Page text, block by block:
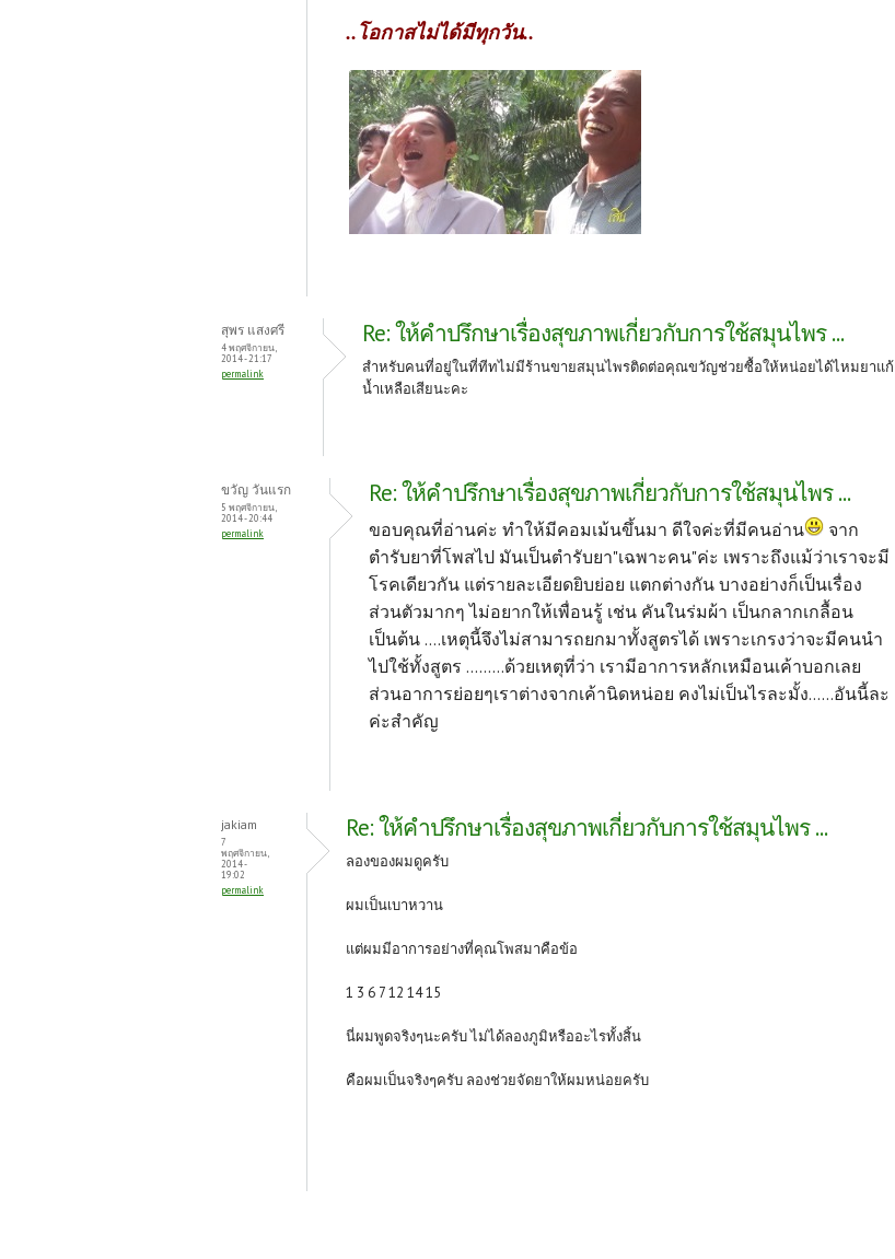
..โอกาสไม่ได้มีทุกวัน..
สุพร แสงศรี
4 พฤศจิกายน,
2014 - 21:17
permalink
Re: ให้คำปรึกษาเรื่องสุขภาพเกี่ยวกับการใช้สมุนไพร ...
สำหรับคนที่อยู่ในที่ทีทไม่มีร้านขายสมุนไพรติดต่อคุณขวัญช่วยซื้อให้หน่อยได้ไหมยาแก้
น้ำเหลือเสียนะคะ
ขวัญ วันแรก
5 พฤศจิกายน,
2014 - 20:44
permalink
Re: ให้คำปรึกษาเรื่องสุขภาพเกี่ยวกับการใช้สมุนไพร ...
ขอบคุณที่อ่านค่ะ ทำให้มีคอมเม้นขึ้นมา ดีใจค่ะที่มีคนอ่าน
จาก
ตำรับยาที่โพสไป มันเป็นตำรับยา"เฉพาะคน"ค่ะ เพราะถึงแม้ว่าเราจะมี
โรคเดียวกัน แต่รายละเอียดยิบย่อย แตกต่างกัน บางอย่างก็เป็นเรื่อง
ส่วนตัวมากๆ ไม่อยากให้เพื่อนรู้ เช่น คันในร่มผ้า เป็นกลากเกลื้อน
เป็นต้น ....เหตุนี้จึงไม่สามารถยกมาทั้งสูตรได้ เพราะเกรงว่าจะมีคนนำ
ไปใช้ทั้งสูตร .........ด้วยเหตุที่ว่า เรามีอาการหลักเหมือนเค้าบอกเลย
ส่วนอาการย่อยๆเราต่างจากเค้านิดหน่อย คงไม่เป็นไรละมั้ง......อันนี้ละ
ค่ะสำคัญ
jakiam
7
พฤศจิกายน,
2014 -
19:02
permalink
Re: ให้คำปรึกษาเรื่องสุขภาพเกี่ยวกับการใช้สมุนไพร ...
ลองของผมดูครับ
ผมเป็นเบาหวาน
แต่ผมมีอาการอย่างที่คุณโพสมาคือข้อ
1 3 6 7 12 14 15
นี่ผมพูดจริงๆนะครับ ไม่ได้ลองภูมิหรืออะไรทั้งสิ้น
คือผมเป็นจริงๆครับ ลองช่วยจัดยาให้ผมหน่อยครับ